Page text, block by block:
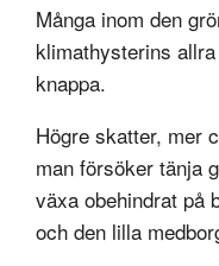
Många inom den
klimathysterins
knappa.
Högre skatter, mer
man försöker tänja
växa obehindrat på
och den lilla